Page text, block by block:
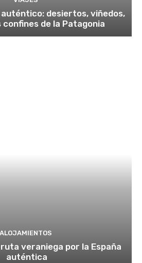
auténtico: desiertos, viñedos,
de la Patagonia
ALOJAMIENTOS
veraniega por la España
auténtica